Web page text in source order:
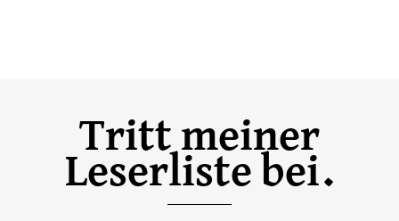
Tritt meiner
Leserliste bei.